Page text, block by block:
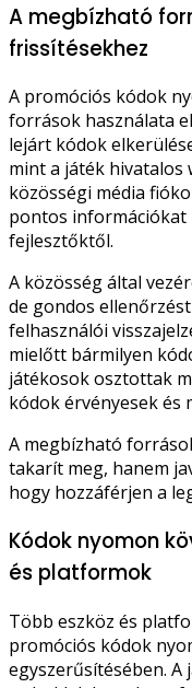
A megbízható
frissítésekhez
A promóciós kódok
források használata
lejárt kódok
mint a játék hivatalos
közösségi média
pontos információkat
fejlesztőktől.
A közösség által
de gondos
felhasználói
mielőtt bármilyen
játékosok osztottak
kódok érvényesek és
A megbízható
takarít meg, hanem
hogy hozzáférjen a
Kódok nyomon
és platformok
Több eszköz és
promóciós kódok
egyszerűsítésében.